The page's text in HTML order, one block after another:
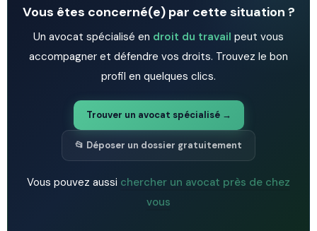
Vous êtes concerné(e) par cette situation ?
Un avocat spécialisé en droit du travail peut vous
accompagner et défendre vos droits. Trouvez le bon
profil en quelques clics.
Trouver un avocat spécialisé →
📂 Déposer un dossier gratuitement
Vous pouvez aussi chercher un avocat près de chez
vous